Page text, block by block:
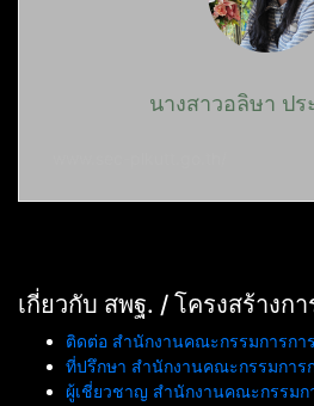
นางสาวอลิษา ป
เกี่ยวกับ สพฐ. / โครงสร้างก
ติดต่อ สำนักงานคณะกรรมการก
ที่ปรึกษา สำนักงานคณะกรรมกา
ผู้เชี่ยวชาญ สำนักงานคณะกรรม